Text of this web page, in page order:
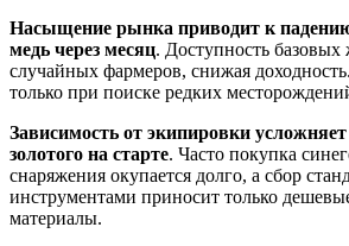
Насыщение рынка приводит к
медь через месяц. Доступность базовых
случайных фармеров, снижая
только при поиске редких
Зависимость от экипировки
золотого на старте. Часто покупка
снаряжения окупается долго, а сбор
инструментами приносит только
материалы.